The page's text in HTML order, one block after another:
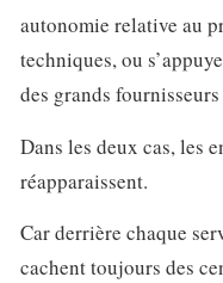
autonomie relative au
techniques, ou
des grands
Dans les deux cas, les
réapparaissent.
Car derrière chaque
cachent toujours des